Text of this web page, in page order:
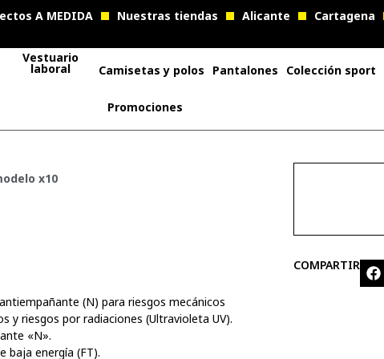
A MEDIDA Nuestras tiendas Alicante Cartagena
Vestuario
laboral Camisetas y polos Pantalones Colección sport
Promociones
x10
(N) para riesgos mecánicos
y riesgos por radiaciones (Ultravioleta UV).
«N».
baja energía (FT).
COMPARTIR